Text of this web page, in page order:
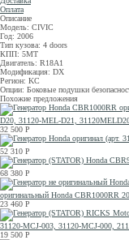
Оплата
Описание
Модель: CIVIC
Год: 2006
Тип кузова: 4 doors
КПП: 5MT
Двигатель: R18A1
Модификация: DX
Регион: KC
Опции: Боковые подушки
Похожие предложения
D20, 31120-MEL-D21,
32 500 Р
52 310 Р
68 380 Р
оригинальный Honda CBR1000RR
23 460 Р
31120-MCJ-003, 31120-MCJ-000,
19 500 Р